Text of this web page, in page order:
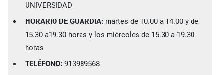
UNIVERSIDAD
HORARIO DE GUARDIA: martes de 10.00 a 14.00 y de
15.30 a19.30 horas y los miércoles de 15.30 a 19.30
horas
TELÉFONO:913989568